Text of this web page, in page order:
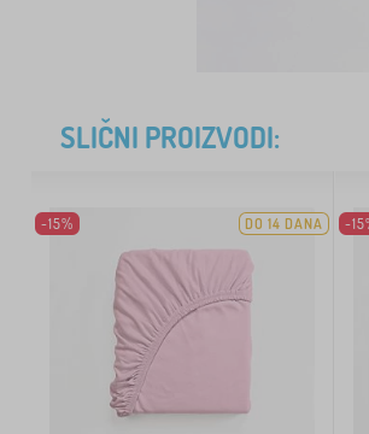
SLIČNI PROIZVODI:
-15% DO 14 DANA -